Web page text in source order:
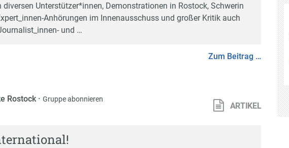
Unterstützer*innen, Demonstrationen in Rostock, Schwerin
Anhörungen im Innenausschuss und großer Kritik auch
und …
Zum Beitrag …
Rostock · Gruppe abonnieren
ARTIKEL